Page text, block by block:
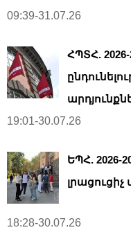
09:39-31.07.26
ՀՊՏՀ.
19:01-30.07.26
ԵՊՀ. 2026-
լրացուցիչ
18:28-30.07.26